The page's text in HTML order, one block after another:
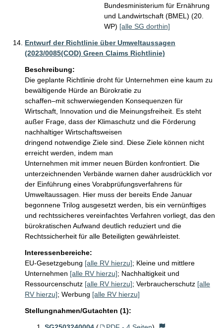
Bundesministerium für Ernährung
und Landwirtschaft (BMEL) (20.
WP) [alle SG dorthin]
Entwurf der Richtlinie über Umweltaussagen
(2023/0085(COD) Green Claims Richtlinie)
Beschreibung:
Die geplante Richtlinie droht für Unternehmen eine kaum zu
bewältigende Hürde an Bürokratie zu
schaffen–mit schwerwiegenden Konsequenzen für
Wirtschaft, Innovation und die Meinungsfreiheit. Es steht
außer Frage, dass der Klimaschutz und die Förderung
nachhaltiger Wirtschaftsweisen
dringend notwendige Ziele sind. Diese Ziele können nicht
erreicht werden, indem man
Unternehmen mit immer neuen Bürden konfrontiert. Die
unterzeichnenden Verbände warnen daher ausdrücklich vor
der Einführung eines Vorabprüfungsverfahrens für
Umweltaussagen. Hier muss der bereits Ende Januar
begonnene Trilog ausgesetzt werden, bis ein vernünftiges
und rechtssicheres vereinfachtes Verfahren vorliegt, das den
bürokratischen Aufwand deutlich reduziert und die
Rechtssicherheit für alle Beteiligten gewährleistet.
Interessenbereiche:
EU-Gesetzgebung [alle RV hierzu]; Kleine und mittlere
Unternehmen [alle RV hierzu]; Nachhaltigkeit und
Ressourcenschutz [alle RV hierzu]; Verbraucherschutz [alle
RV hierzu]; Werbung [alle RV hierzu]
Stellungnahmen/Gutachten (1):